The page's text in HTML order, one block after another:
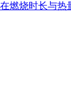
烧时长与